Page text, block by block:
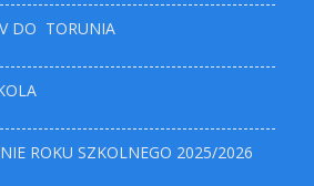
DO TORUNIA
ROKU SZKOLNEGO 2025/2026